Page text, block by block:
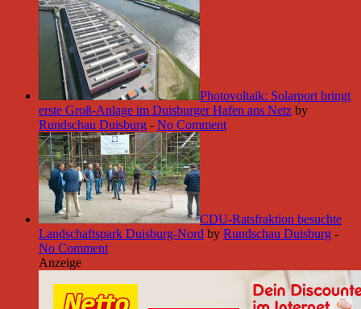
Photovoltaik: Solarport bringt
erste Groß-Anlage im Duisburger Hafen ans Netz by
Rundschau Duisburg - No Comment
CDU-Ratsfraktion besuchte
Landschaftspark Duisburg-Nord by Rundschau Duisburg -
No Comment
Anzeige